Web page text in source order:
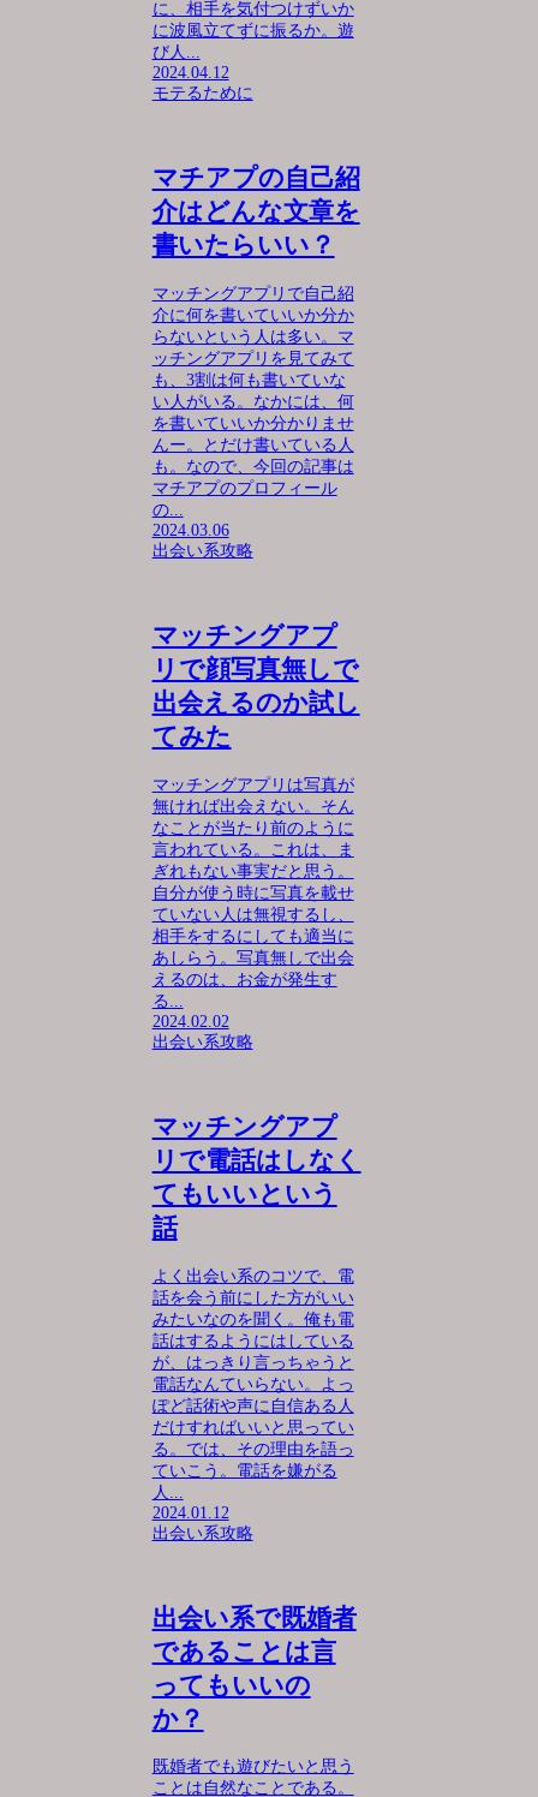
に、相手を気付つけずいか
に波風立てずに振るか。遊
び人...
2024.04.12
モテるために
マチアプの自己紹
介はどんな文章を
書いたらいい？
マッチングアプリで自己紹
介に何を書いていいか分か
らないという人は多い。マ
ッチングアプリを見てみて
も、3割は何も書いていな
い人がいる。なかには、何
を書いていいか分かりませ
んー。とだけ書いている人
も。なので、今回の記事は
マチアプのプロフィール
の...
2024.03.06
出会い系攻略
マッチングアプ
リで顔写真無しで
出会えるのか試し
てみた
マッチングアプリは写真が
無ければ出会えない。そん
なことが当たり前のように
言われている。これは、ま
ぎれもない事実だと思う。
自分が使う時に写真を載せ
ていない人は無視するし、
相手をするにしても適当に
あしらう。写真無しで出会
えるのは、お金が発生す
る...
2024.02.02
出会い系攻略
マッチングアプ
リで電話はしなく
てもいいという
話
よく出会い系のコツで、電
話を会う前にした方がいい
みたいなのを聞く。俺も電
話はするようにはしている
が、はっきり言っちゃうと
電話なんていらない。よっ
ぽど話術や声に自信ある人
だけすればいいと思ってい
る。では、その理由を語っ
ていこう。電話を嫌がる
人...
2024.01.12
出会い系攻略
出会い系で既婚者
であることは言
ってもいいの
か？
既婚者でも遊びたいと思う
ことは自然なことである。